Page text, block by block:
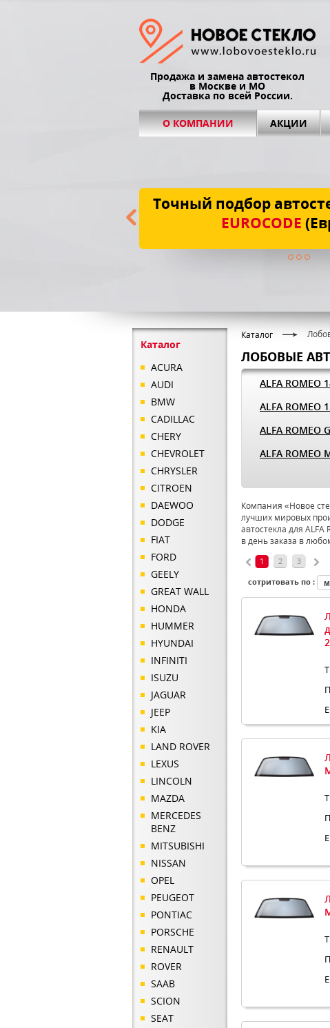
Продажа и замена автостекол
в Москве и МО
Доставка по всей России.
О КОМПАНИИ АКЦИИ
Точный подбор
EUROCODE
Каталог
ACURA
AUDI
BMW
CADILLAC
CHERY
CHEVROLET
CHRYSLER
CITROEN
DAEWOO
DODGE
FIAT
FORD
GEELY
GREAT WALL
HONDA
HUMMER
HYUNDAI
INFINITI
ISUZU
JAGUAR
JEEP
KIA
LAND ROVER
LEXUS
LINCOLN
MAZDA
MERCEDES
BENZ
MITSUBISHI
NISSAN
OPEL
PEUGEOT
PONTIAC
PORSCHE
RENAULT
ROVER
SAAB
SCION
SEAT
Каталог
ЛОБОВЫЕ
ALFA ROMEO
ALFA ROMEO
ALFA ROMEO
ALFA ROMEO
Компания «Новое
лучших мировых
автостекла для
в день заказа в
1 2
3
сотритовать по :